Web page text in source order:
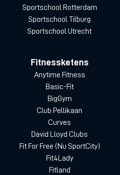
Sportschool Rotterdam
Sportschool Tilburg
Sportschool Utrecht
Fitnessketens
Anytime Fitness
Basic-Fit
BigGym
Club Pellikaan
Curves
David Lloyd Clubs
Fit For Free (Nu SportCity)
Fit4Lady
Fitland